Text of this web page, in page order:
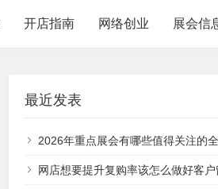
开店指南 网络创业 展会信
最近发表
2026年重点展会有哪些值得关注的
网店想要提升复购率该怎么做好客户留